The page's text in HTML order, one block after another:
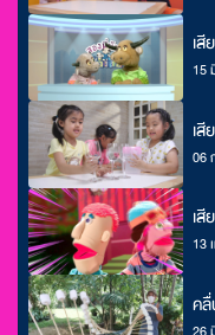
เสี
15
เ
06
เสี
13
คลื่